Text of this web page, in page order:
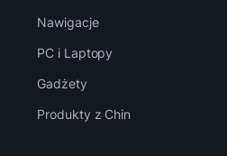
Nawigacje
PC i Laptopy
Gadżety
Produkty z Chin